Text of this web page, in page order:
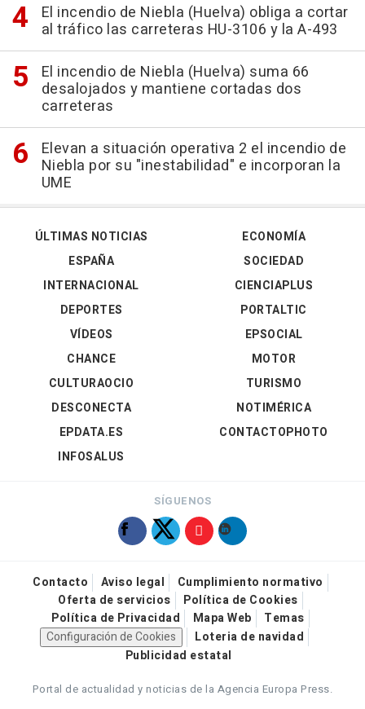
El incendio de Niebla (Huelva) obliga a cortar
al tráfico las carreteras HU-3106 y la A-493
El incendio de Niebla (Huelva) suma 66
desalojados y mantiene cortadas dos
carreteras
Elevan a situación operativa 2 el incendio de
Niebla por su "inestabilidad" e incorporan la
UME
ÚLTIMAS NOTICIAS
ESPAÑA
INTERNACIONAL
DEPORTES
VÍDEOS
ECONOMÍA
SOCIEDAD
CIENCIAPLUS
PORTALTIC
EPSOCIAL
CHANCE
CULTURAOCIO
DESCONECTA
EPDATA.ES
INFOSALUS
MOTOR
TURISMO
NOTIMÉRICA
CONTACTOPHOTO
SÍGUENOS
Contacto Aviso legal
Cumplimiento normativo
Oferta de servicios
Política de Cookies
Política de Privacidad
Mapa Web
Temas
Configuración de Cookies
Loteria de navidad
Publicidad estatal
Portal de actualidad y noticias de la Agencia Europa Press.